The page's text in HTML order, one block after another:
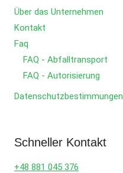
Über das Unternehmen
Kontakt
Faq
FAQ - Abfalltransport
FAQ - Autorisierung
Datenschutzbestimmungen
Schneller Kontakt
+48 881 045 376